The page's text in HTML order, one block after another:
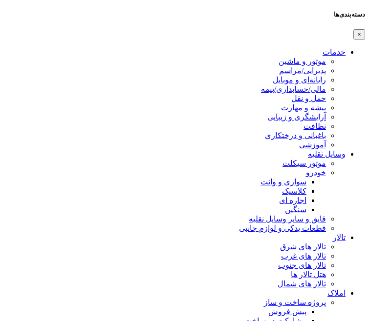
دسته‌بندی‌ها
×
خدمات
موتور و ماشین
پذیرایی/مراسم
رایانه‌ای و موبایل
مالی/حسابداری/بیمه
حمل و نقل
پیشه و مهارت
آرایشگری و زیبایی
نظافت
باغبانی و درختکاری
آموزشی
وسایل نقلیه
موتور سیکلت
خودرو
سواری و وانت
کلاسیک
اجاره ای
سنگین
قایق و سایر وسایل نقلیه
قطعات یدکی و لوازم جانبی
تالار
تالار های شرق
تالار های غرب
تالار های جنوب
هتل تالار ها
تالار های شمال
املاک
پروژه ساخت و ساز
پیش فروش